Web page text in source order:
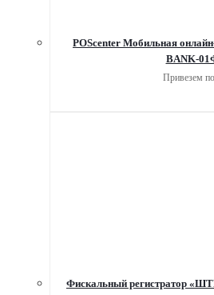
POScenter Мобильная
BANK-
Привезем
Фискальный регистратор